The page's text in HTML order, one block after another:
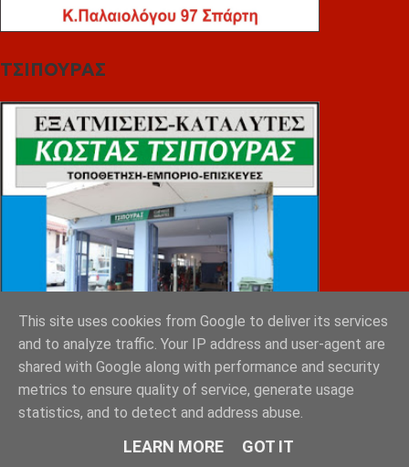
ΤΣΙΠΟΥΡΑΣ
ΚΑΝΕΛΛΟΠΟΥΛΟΣ
This site uses cookies from Google to deliver its services
and to analyze traffic. Your IP address and user-agent are
shared with Google along with performance and security
metrics to ensure quality of service, generate usage
statistics, and to detect and address abuse.
LEARN MORE GOT IT